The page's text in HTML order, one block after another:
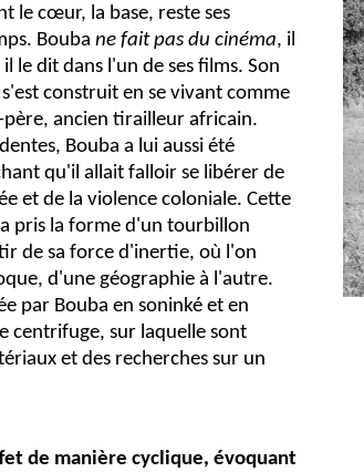
le cœur, la base, reste ses
Bouba ne fait pas du cinéma, il
le dit dans l'un de ses films. Son
construit en se vivant comme
ancien tirailleur africain.
Bouba a lui aussi été
qu'il allait falloir se libérer de
et de la violence coloniale. Cette
pris la forme d'un tourbillon
de sa force d'inertie, où l'on
d'une géographie à l'autre.
par Bouba en soninké et en
centrifuge, sur laquelle sont
et des recherches sur un
de manière cyclique, évoquant